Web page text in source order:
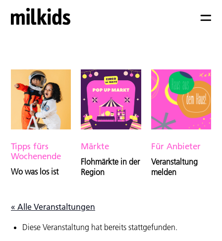
Tipps fürs
Wochenende
Wo was los ist
Märkte
Flohmärkte in der
Region
Für Anbieter
Veranstaltung
melden
« Alle Veranstaltungen
Diese Veranstaltung hat bereits stattgefunden.